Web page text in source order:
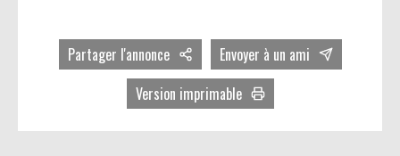
Partager l'annonce Envoyer à un ami
Version imprimable